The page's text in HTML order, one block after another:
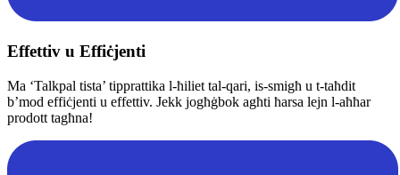
Effettiv u Effiċjenti
Ma ‘Talkpal tista’ tipprattika l-ħiliet tal-qari, is-smigħ u t-taħdit
b’mod effiċjenti u effettiv. Jekk jogħġbok agħti ħarsa lejn l-aħħar
prodott tagħna!